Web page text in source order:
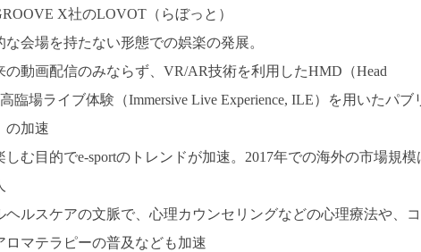
X社のLOVOT（らぼっと）
会場を持たない形態での娯楽の発展。
の動画配信のみならず、VR/AR技術を利用したHMD（Head
臨場ライブ体験（Immersive Live Experience, ILE）を用いたパブ
の加速
む目的でe-sportのトレンドが加速。2017年での海外の市場規模
ルスケアの文脈で、心理カウンセリングなどの心理療法や、コ
マテラピーの普及なども加速